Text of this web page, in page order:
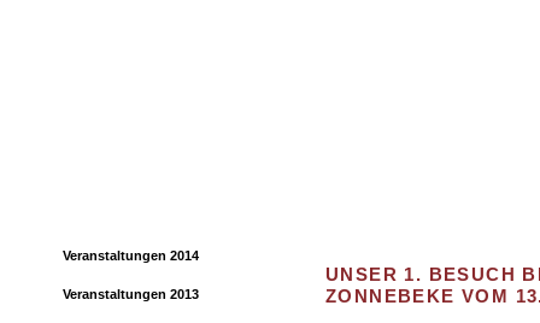
Veranstaltungen 2014
Veranstaltungen 2013
UNSER 1. BESUCH
ZONNEBEKE VOM